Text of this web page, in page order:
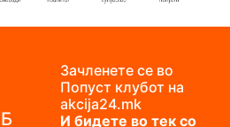
Зачленете се во
Попуст клубот на
akcija24.mk
И бидете во тек со